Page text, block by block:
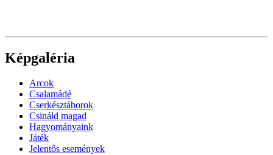
Képgaléria
Arcok
Csalamádé
Cserkésztáborok
Csináld magad
Hagyományaink
Játék
Jelentős események